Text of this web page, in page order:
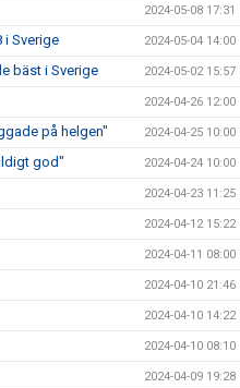
2024-05-08 17:31
i Sverige 2024-05-04 14:00
bäst i Sverige 2024-05-02 15:57
2024-04-26 12:00
på helgen" 2024-04-25 10:00
god" 2024-04-24 10:00
2024-04-23 11:25
2024-04-12 15:22
2024-04-11 08:00
2024-04-10 21:46
2024-04-10 14:22
2024-04-10 08:10
2024-04-09 19:28